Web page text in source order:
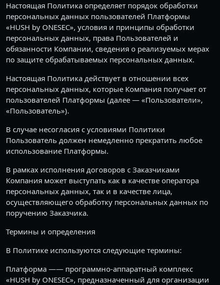
Настоящая Политика определяет порядок обработки
персональных данных пользователей Платформы
«HUSH by ONESEC», условия и принципы обработки
персональных данных, права Пользователей и
обязанности Компании, сведения о реализуемых мерах
по защите обрабатываемых персональных данных.
Настоящая Политика действует в отношении всех
персональных данных, которые Компания получает от
пользователей Платформы (далее — «Пользователи»,
«Пользователь»).
В случае несогласия с условиями Политики
Пользователь должен немедленно прекратить любое
использование Платформы.
В рамках исполнения договоров с Заказчиками
Компания может выступать как в качестве оператора
персональных данных, так и в качестве лица,
осуществляющего обработку персональных данных по
поручению Заказчика.
Термины и определения
В Политике используются следующие термины:
Платформа —— программно-аппаратный комплекс
«HUSH by ONESEC», предназначенный для организации